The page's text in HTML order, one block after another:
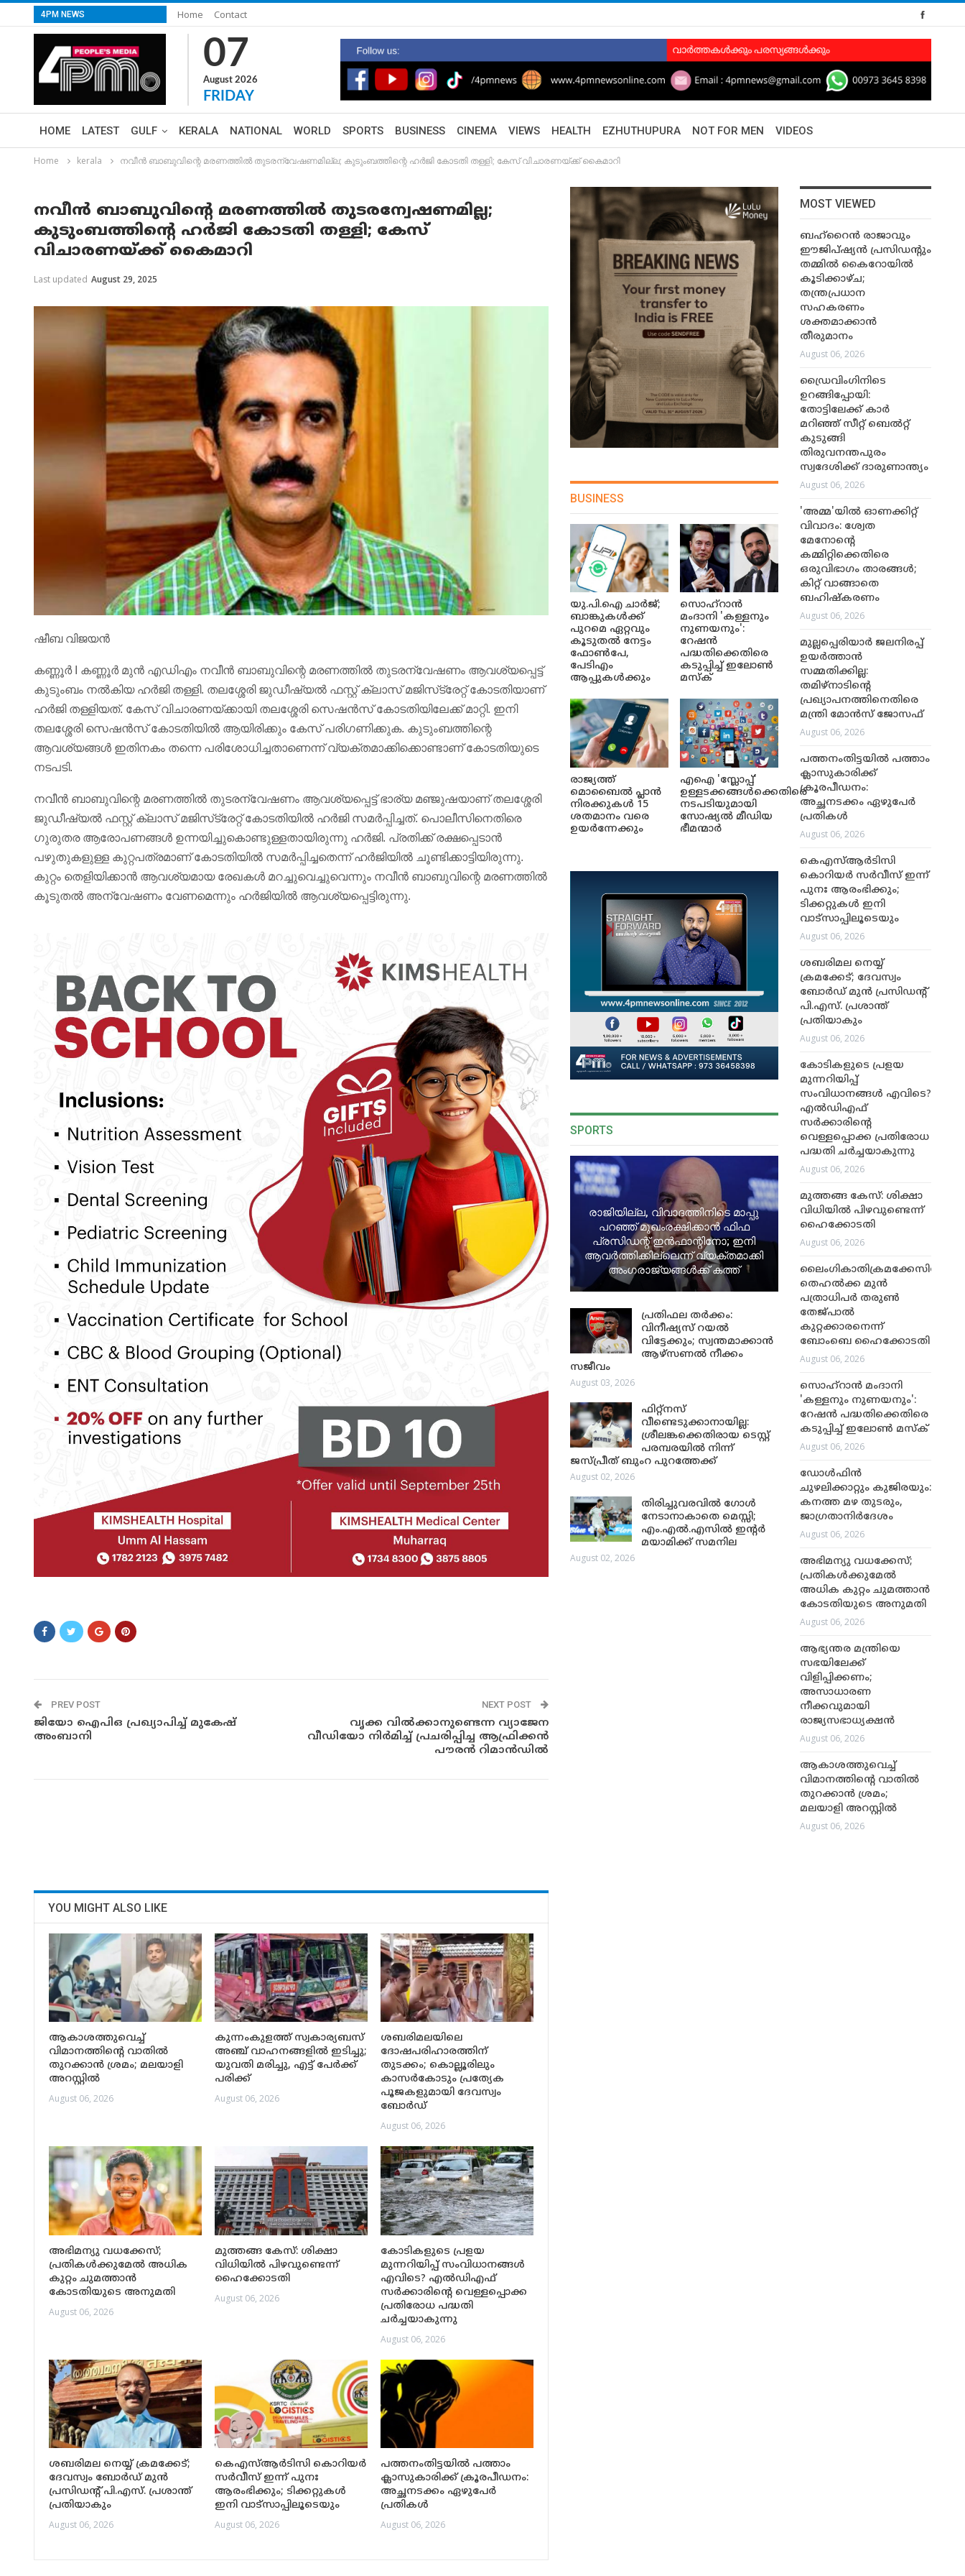
4PM NEWS Home Contact
07
August 2026
FRIDAY
HOME LATEST GULF KERALA NATIONAL WORLD SPORTS BUSINESS CINEMA VIEWS HEALTH EZHUTHUPURA NOT FOR MEN VIDEOS
Home kerala നവീന്‍ ബാബുവിന്റെ മരണത്തില്‍ തുടരന്വേഷണമില്ല; കുടുംബത്തിന്റെ ഹര്‍ജി കോടതി തള്ളി; കേസ് വിചാരണയ്ക്ക് കൈമാറി
നവീന്‍ ബാബുവിന്റെ മരണത്തില്‍ തുടരന്വേഷണമില്ല;
കുടുംബത്തിന്റെ ഹര്‍ജി കോടതി തള്ളി; കേസ്
വിചാരണയ്ക്ക് കൈമാറി
Last updated August 29, 2025
ഷീബ വിജയൻ
കണ്ണൂര്‍ I കണ്ണൂര്‍ മുന്‍ എഡിഎം നവീന്‍ ബാബുവിന്റെ മരണത്തില്‍ തുടരന്വേഷണം ആവശ്യപ്പെട്ട്
കുടുംബം നല്‍കിയ ഹര്‍ജി തള്ളി. തലശ്ശേരി ജുഡീഷ്യല്‍ ഫസ്റ്റ് ക്ലാസ് മജിസ്‌ട്രേറ്റ് കോടതിയാണ്
ഹര്‍ജി തള്ളിയത്. കേസ് വിചാരണയ്ക്കായി തലശ്ശേരി സെഷന്‍സ് കോടതിയിലേക്ക് മാറ്റി. ഇനി
തലശ്ശേരി സെഷന്‍സ് കോടതിയില്‍ ആയിരിക്കും കേസ് പരിഗണിക്കുക. കുടുംബത്തിന്റെ
ആവശ്യങ്ങള്‍ ഇതിനകം തന്നെ പരിശോധിച്ചതാണെന്ന് വ്യക്തമാക്കിക്കൊണ്ടാണ് കോടതിയുടെ
നടപടി.
നവീന്‍ ബാബുവിന്റെ മരണത്തില്‍ തുടരന്വേഷണം ആവശ്യപ്പെട്ട് ഭാര്യ മഞ്ജുഷയാണ് തലശ്ശേരി
ജുഡീഷ്യല്‍ ഫസ്റ്റ് ക്ലാസ് മജിസ്‌ട്രേറ്റ് കോടതിയില്‍ ഹര്‍ജി സമര്‍പ്പിച്ചത്. പൊലീസിനെതിരെ
ഗുരുതര ആരോപണങ്ങള്‍ ഉന്നയിച്ചുകൊണ്ടുള്ളതായിരുന്നു ഹര്‍ജി. പ്രതിക്ക് രക്ഷപ്പെടാന്‍
പഴുതുകളുള്ള കുറ്റപത്രമാണ് കോടതിയില്‍ സമര്‍പ്പിച്ചതെന്ന് ഹര്‍ജിയില്‍ ചൂണ്ടിക്കാട്ടിയിരുന്നു.
കുറ്റം തെളിയിക്കാന്‍ ആവശ്യമായ രേഖകള്‍ മറച്ചുവെച്ചുവെന്നും നവീന്‍ ബാബുവിന്റെ മരണത്തില്‍
കൂടുതല്‍ അന്വേഷണം വേണമെന്നും ഹര്‍ജിയില്‍ ആവശ്യപ്പെട്ടിരുന്നു.
PREV POST
ജിയോ ഐപിഒ പ്രഖ്യാപിച്ച് മുകേഷ്
അംബാനി
NEXT POST
വൃക്ക വിൽക്കാനുണ്ടെന്ന വ്യാജേന
വീഡിയോ നിർമിച്ച് പ്രചരിപ്പിച്ച ആഫ്രിക്കൻ
പൗരൻ റിമാൻഡിൽ
YOU MIGHT ALSO LIKE
ആകാശത്തുവെച്ച്
വിമാനത്തിന്റെ വാതിൽ
തുറക്കാൻ ശ്രമം; മലയാളി
അറസ്റ്റിൽ
August 06, 2026
കുന്നംകുളത്ത് സ്വകാര്യബസ്
അഞ്ച് വാഹനങ്ങളിൽ ഇടിച്ചു;
യുവതി മരിച്ചു, എട്ട് പേർക്ക്
പരിക്ക്
August 06, 2026
ശബരിമലയിലെ
ദോഷപരിഹാരത്തിന്
തുടക്കം; കൊല്ലൂരിലും
കാസർകോടും പ്രത്യേക
പൂജകളുമായി ദേവസ്വം
ബോർഡ്
August 06, 2026
അഭിമന്യു വധക്കേസ്;
പ്രതികള്‍ക്കുമേല്‍ അധിക
കുറ്റം ചുമത്താന്‍
കോടതിയുടെ അനുമതി
August 06, 2026
മുത്തങ്ങ കേസ്: ശിക്ഷാ
വിധിയിൽ പിഴവുണ്ടെന്ന്
ഹൈക്കോടതി
August 06, 2026
കോടികളുടെ പ്രളയ
മുന്നറിയിപ്പ് സംവിധാനങ്ങൾ
എവിടെ? എൽഡിഎഫ്
സർക്കാരിന്റെ വെള്ളപ്പൊക്ക
പ്രതിരോധ പദ്ധതി
ചർച്ചയാകുന്നു
August 06, 2026
ശബരിമല നെയ്യ് ക്രമക്കേട്;
ദേവസ്വം ബോർഡ് മുൻ
പ്രസിഡന്റ് പി.എസ്. പ്രശാന്ത്
പ്രതിയാകും
August 06, 2026
കെഎസ്ആർടിസി കൊറിയർ
സർവീസ് ഇന്ന് പുനഃ
ആരംഭിക്കും; ടിക്കറ്റുകൾ
ഇനി വാട്‌സാപ്പിലൂടെയും
August 06, 2026
പത്തനംതിട്ടയിൽ പത്താം
ക്ലാസുകാരിക്ക് ക്രൂരപീഡനം:
അച്ഛനടക്കം ഏഴുപേർ
പ്രതികൾ
August 06, 2026
BUSINESS
യു.പി.ഐ ചാർജ്;
ബാങ്കുകൾക്ക്
പുറമെ ഏറ്റവും
കൂടുതൽ നേട്ടം
ഫോൺപേ,
പേടിഎം
ആപ്പുകൾക്കും
സൊഹ്റാൻ
മംദാനി 'കള്ളനും
നുണയനും':
റേഷൻ
പദ്ധതിക്കെതിരെ
കടുപ്പിച്ച് ഇലോൺ
മസ്ക്
രാജ്യത്ത്
മൊബൈൽ പ്ലാൻ
നിരക്കുകൾ 15
ശതമാനം വരെ
ഉയർന്നേക്കും
എഐ 'സ്ലോപ്പ്'
ഉള്ളടക്കങ്ങൾക്കെതിരെ
നടപടിയുമായി
സോഷ്യൽ മീഡിയ
ഭീമന്മാർ
SPORTS
രാജിയില്ല, വിവാദത്തിനിടെ മാപ്പു
പറഞ്ഞ് മുഖംരക്ഷിക്കാൻ ഫിഫ
പ്രസിഡന്റ് ഇൻഫാന്റിനോ; ഇനി
ആവർത്തിക്കില്ലെന്ന് വ്യക്തമാക്കി
അംഗരാജ്യങ്ങൾക്ക് കത്ത്
പ്രതിഫല തർക്കം:
വിനീഷ്യസ് റയൽ
വിട്ടേക്കും; സ്വന്തമാക്കാൻ
ആഴ്സണൽ നീക്കം
സജീവം
August 03, 2026
ഫിറ്റ്നസ്
വീണ്ടെടുക്കാനായില്ല:
ശ്രീലങ്കക്കെതിരായ ടെസ്റ്റ്
പരമ്പരയിൽ നിന്ന്
ജസ്പ്രീത് ബുംറ പുറത്തേക്ക്
August 02, 2026
തിരിച്ചുവരവിൽ ഗോൾ
നേടാനാകാതെ മെസ്സി;
എം.എൽ.എസിൽ ഇന്റർ
മയാമിക്ക് സമനില
August 02, 2026
MOST VIEWED
ബഹ്‌റൈൻ രാജാവും
ഈജിപ്ഷ്യൻ പ്രസിഡന്റും
തമ്മിൽ കൈറോയിൽ
കൂടിക്കാഴ്ച;
തന്ത്രപ്രധാന
സഹകരണം
ശക്തമാക്കാൻ
തീരുമാനം
August 06, 2026
ഡ്രൈവിംഗിനിടെ
ഉറങ്ങിപ്പോയി:
തോട്ടിലേക്ക് കാർ
മറിഞ്ഞ് സീറ്റ് ബെൽറ്റ്
കുടുങ്ങി
തിരുവനന്തപുരം
സ്വദേശിക്ക് ദാരുണാന്ത്യം
August 06, 2026
'അമ്മ'യിൽ ഓണക്കിറ്റ്
വിവാദം: ശ്വേത
മേനോന്റെ
കമ്മിറ്റിക്കെതിരെ
ഒരുവിഭാഗം താരങ്ങൾ;
കിറ്റ് വാങ്ങാതെ
ബഹിഷ്കരണം
August 06, 2026
മുല്ലപ്പെരിയാർ ജലനിരപ്പ്
ഉയർത്താൻ
സമ്മതിക്കില്ല:
തമിഴ്‌നാടിന്റെ
പ്രഖ്യാപനത്തിനെതിരെ
മന്ത്രി മോൻസ് ജോസഫ്
August 06, 2026
പത്തനംതിട്ടയിൽ പത്താം
ക്ലാസുകാരിക്ക്
ക്രൂരപീഡനം:
അച്ഛനടക്കം ഏഴുപേർ
പ്രതികൾ
August 06, 2026
കെഎസ്ആർടിസി
കൊറിയർ സർവീസ് ഇന്ന്
പുനഃ ആരംഭിക്കും;
ടിക്കറ്റുകൾ ഇനി
വാട്‌സാപ്പിലൂടെയും
August 06, 2026
ശബരിമല നെയ്യ്
ക്രമക്കേട്; ദേവസ്വം
ബോർഡ് മുൻ പ്രസിഡന്റ്
പി.എസ്. പ്രശാന്ത്
പ്രതിയാകും
August 06, 2026
കോടികളുടെ പ്രളയ
മുന്നറിയിപ്പ്
സംവിധാനങ്ങൾ എവിടെ?
എൽഡിഎഫ്
സർക്കാരിന്റെ
വെള്ളപ്പൊക്ക പ്രതിരോധ
പദ്ധതി ചർച്ചയാകുന്നു
August 06, 2026
മുത്തങ്ങ കേസ്: ശിക്ഷാ
വിധിയിൽ പിഴവുണ്ടെന്ന്
ഹൈക്കോടതി
August 06, 2026
ലൈംഗികാതിക്രമക്കേസിൽ
തെഹൽക്ക മുൻ
പത്രാധിപർ തരുൺ
തേജ്പാൽ
കുറ്റക്കാരനെന്ന്
ബോംബെ ഹൈക്കോടതി
August 06, 2026
സൊഹ്റാൻ മംദാനി
'കള്ളനും നുണയനും':
റേഷൻ പദ്ധതിക്കെതിരെ
കടുപ്പിച്ച് ഇലോൺ മസ്ക്
August 06, 2026
ഡോൾഫിൻ
ചുഴലിക്കാറ്റും കുജിരയും:
കനത്ത മഴ തുടരും,
ജാഗ്രതാനിർദേശം
August 06, 2026
അഭിമന്യു വധക്കേസ്;
പ്രതികള്‍ക്കുമേല്‍
അധിക കുറ്റം ചുമത്താന്‍
കോടതിയുടെ അനുമതി
August 06, 2026
ആഭ്യന്തര മന്ത്രിയെ
സഭയിലേക്ക്
വിളിപ്പിക്കണം;
അസാധാരണ
നീക്കവുമായി
രാജ്യസഭാധ്യക്ഷൻ
August 06, 2026
ആകാശത്തുവെച്ച്
വിമാനത്തിന്റെ വാതിൽ
തുറക്കാൻ ശ്രമം;
മലയാളി അറസ്റ്റിൽ
August 06, 2026